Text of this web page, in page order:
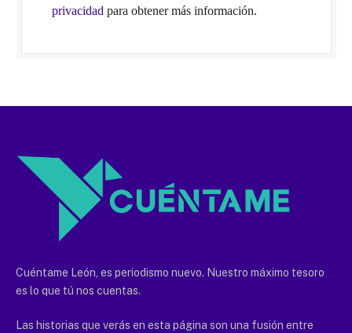
privacidad para obtener más información.
Cuéntame León, es periodismo nuevo. Nuestro máximo tesoro
es lo que tú nos cuentas.
Las historias que verás en esta página son una fusión entre